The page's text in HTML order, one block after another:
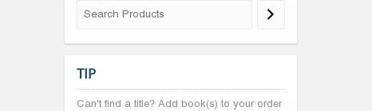
TIP
Can't find a title? Add book(s) to your order